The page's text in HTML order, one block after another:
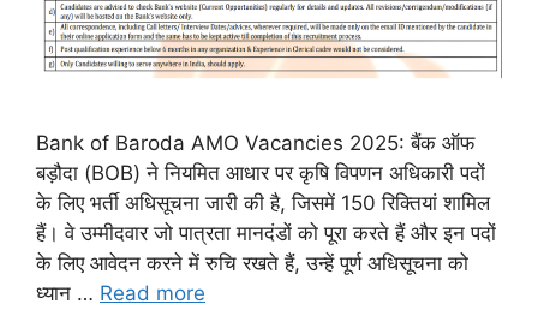
Bank of Baroda AMO Vacancies 2025: बैंक ऑफ
बड़ौदा (BOB) ने नियमित आधार पर कृषि विपणन अधिकारी पदों
के लिए भर्ती अधिसूचना जारी की है, जिसमें 150 रिक्तियां शामिल
हैं। वे उम्मीदवार जो पात्रता मानदंडों को पूरा करते हैं और इन पदों
के लिए आवेदन करने में रुचि रखते हैं, उन्हें पूर्ण अधिसूचना को
ध्यान … Read more